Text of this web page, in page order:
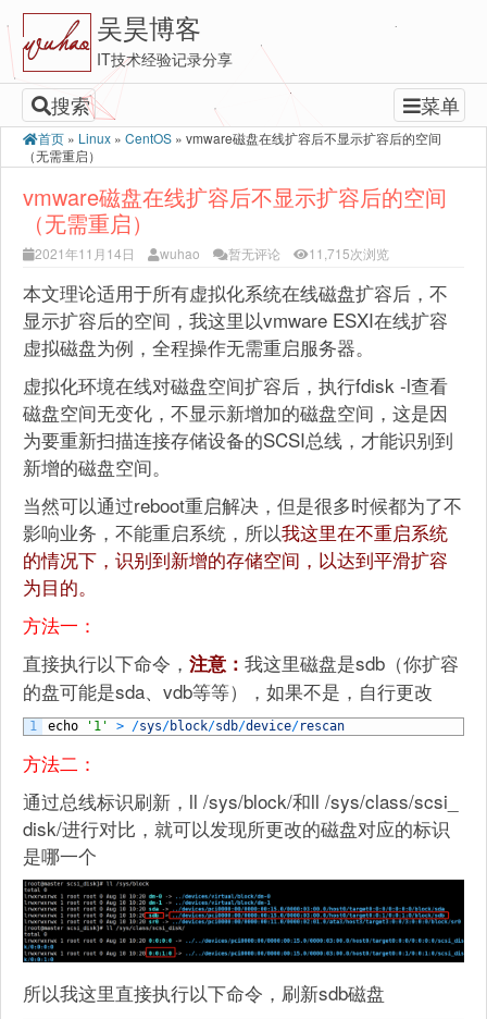
吴昊博客
IT技术经验记录分享
搜索 菜单
首页 » Linux » CentOS » vmware磁盘在线扩容后不显示扩容后的空间
（无需重启）
vmware磁盘在线扩容后不显示扩容后的空间
（无需重启）
2021年11月14日 wuhao 暂无评论 11,715次浏览
本文理论适用于所有虚拟化系统在线磁盘扩容后，不
显示扩容后的空间，我这里以vmware ESXI在线扩容
虚拟磁盘为例，全程操作无需重启服务器。
虚拟化环境在线对磁盘空间扩容后，执行fdisk -l查看
磁盘空间无变化，不显示新增加的磁盘空间，这是因
为要重新扫描连接存储设备的SCSI总线，才能识别到
新增的磁盘空间。
当然可以通过reboot重启解决，但是很多时候都为了不
影响业务，不能重启系统，所以我这里在不重启系统
的情况下，识别到新增的存储空间，以达到平滑扩容
为目的。
方法一：
直接执行以下命令， 注意： 我这里磁盘是sdb（你扩容
的盘可能是sda、vdb等等），如果不是，自行更改
1 echo '1' > /sys/block/sdb/device/rescan
方法二：
通过总线标识刷新，ll /sys/block/和ll /sys/class/scsi_
disk/进行对比，就可以发现所更改的磁盘对应的标识
是哪一个
所以我这里直接执行以下命令，刷新sdb磁盘